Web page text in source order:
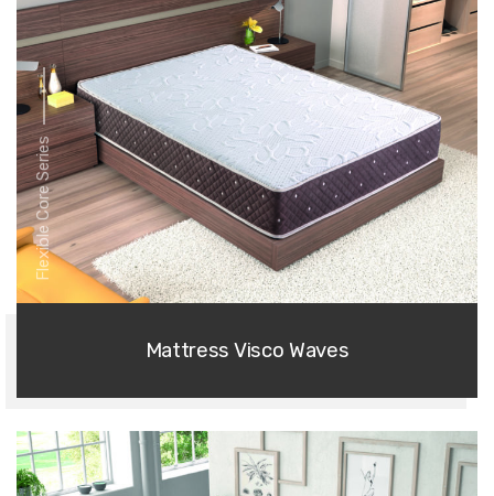
Flexible Core Series
Mattress Visco Waves